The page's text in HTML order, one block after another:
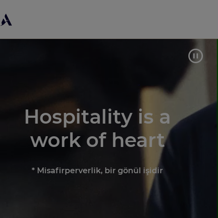
Hospitality is a
work of heart
* Misafirperverlik, bir gönül işidir